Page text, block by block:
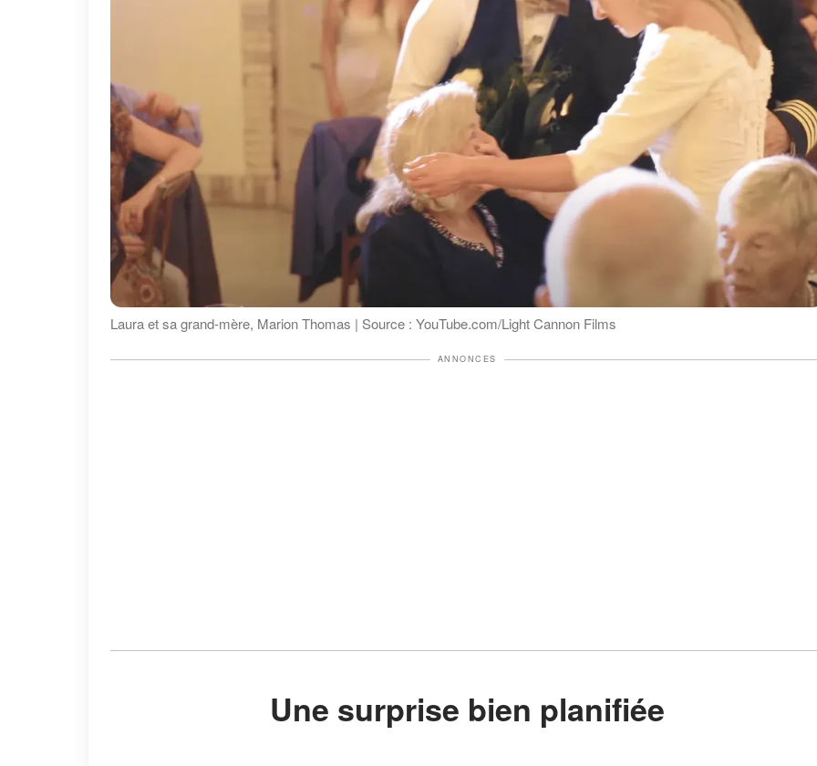
Laura et sa grand-mère, Marion Thomas | Source : YouTube.com/Light Cannon Films
ANNONCES
Une surprise bien planifiée